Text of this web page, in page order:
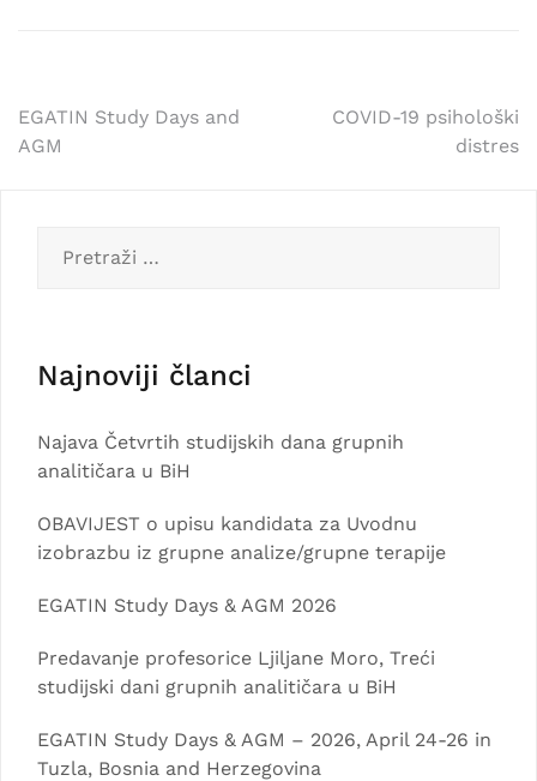
Navigacija
EGATIN Study Days and
AGM
COVID-19 psihološki
distres
Najnoviji članci
Najava Četvrtih studijskih dana grupnih
analitičara u BiH
OBAVIJEST o upisu kandidata za Uvodnu
izobrazbu iz grupne analize/grupne terapije
EGATIN Study Days & AGM 2026
Predavanje profesorice Ljiljane Moro, Treći
studijski dani grupnih analitičara u BiH
EGATIN Study Days & AGM – 2026, April 24-26 in
Tuzla, Bosnia and Herzegovina